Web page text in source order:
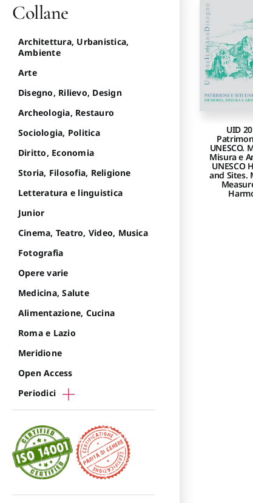
UID
UNESCO.
Misura e
UNESCO
and Sites.
Collane
Architettura, Urbanistica,
Ambiente
Arte
Disegno, Rilievo, Design
Archeologia, Restauro
Sociologia, Politica
Diritto, Economia
Storia, Filosofia, Religione
Letteratura e linguistica
Junior
Cinema, Teatro, Video, Musica
Fotografia
Opere varie
Medicina, Salute
Alimentazione, Cucina
Roma e Lazio
Meridione
Open Access
Periodici